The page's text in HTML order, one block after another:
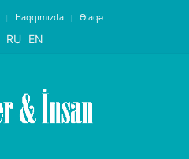
Haqqımızda Əlaqə
RU EN